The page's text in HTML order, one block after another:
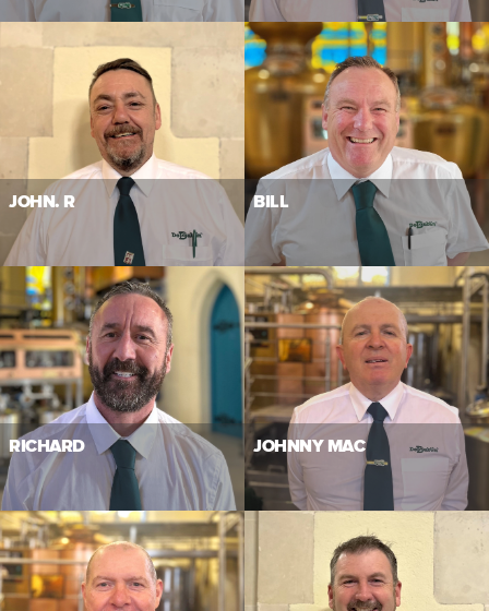
JOHN. R BILL
RICHARD JOHNNY MAC